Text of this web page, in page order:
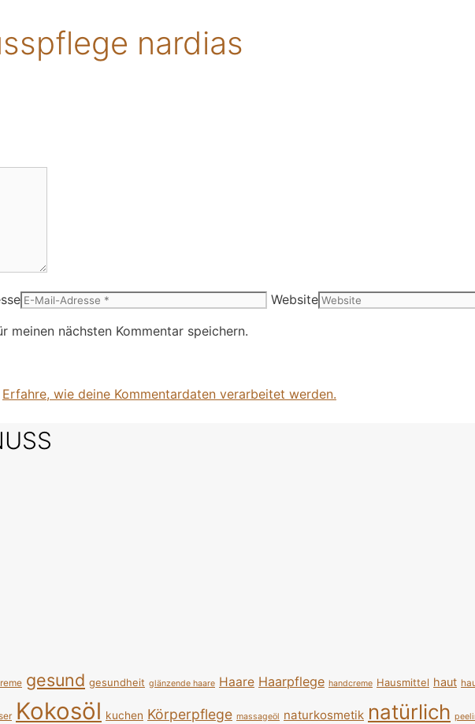
nardias
Website
meinen nächsten Kommentar speichern.
Erfahre, wie deine Kommentardaten verarbeitet werden.
gesund gesundheit glänzende haare Haare Haarpflege handcreme Hausmittel haut
Kokosöl kuchen Körperpflege massageöl naturkosmetik natürlich